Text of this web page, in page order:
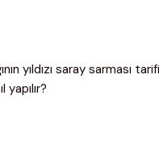
yıldızı saray sarması
yapılır?